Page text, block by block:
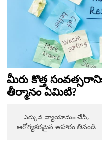
మీరు కొత్త
తీర్మానం ఏమిటి?
ఎక్కువ వ్యాయామం చేసి,
ఆరోగ్యకరమైన ఆహారం తినండి